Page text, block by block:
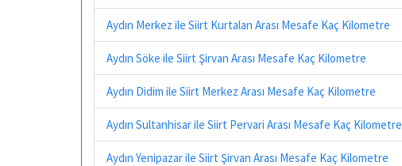
Aydın Merkez ile Siirt Kurtalan Arası Mesafe Kaç Kilometre
Aydın Söke ile Siirt Şirvan Arası Mesafe Kaç Kilometre
Aydın Didim ile Siirt Merkez Arası Mesafe Kaç Kilometre
Aydın Sultanhisar ile Siirt Pervari Arası Mesafe Kaç Kilometre
Aydın Yenipazar ile Siirt Şirvan Arası Mesafe Kaç Kilometre